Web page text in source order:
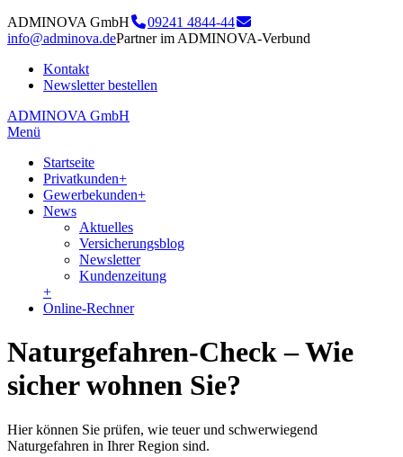
ADMINOVA GmbH
09241 4844-44
info@adminova.dePartner im ADMINOVA-Verbund
Kontakt
Newsletter bestellen
ADMINOVA GmbH
Menü
Startseite
Privatkunden+
Gewerbekunden+
News
Aktuelles
Versicherungsblog
Newsletter
Kundenzeitung
+
Online-Rechner
Naturgefahren-Check – Wie
sicher wohnen Sie?
Hier können Sie prüfen, wie teuer und schwerwiegend
Naturgefahren in Ihrer Region sind.